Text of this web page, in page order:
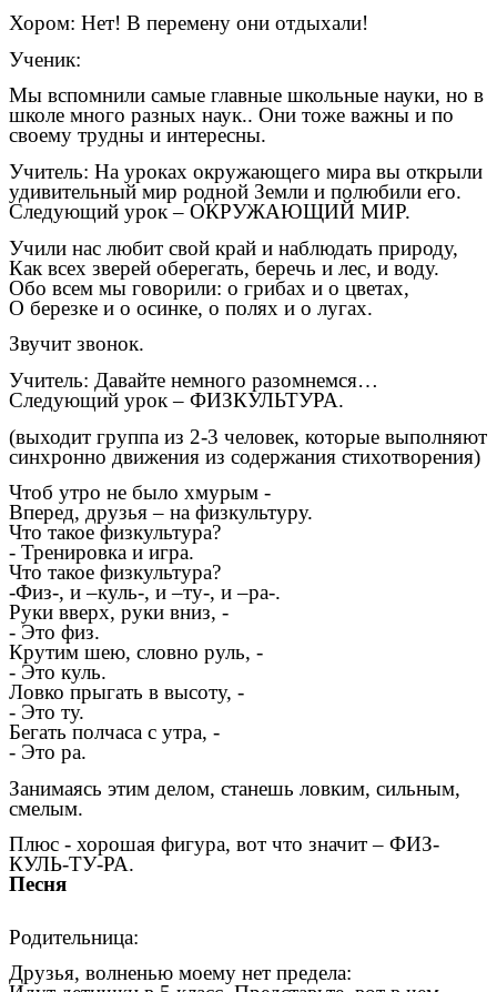
Хором: Нет! В перемену они отдыхали!
Ученик:
Мы вспомнили самые главные школьные науки, но в
школе много разных наук.. Они тоже важны и по
своему трудны и интересны.
Учитель: На уроках окружающего мира вы открыли
удивительный мир родной Земли и полюбили его.
Следующий урок – ОКРУЖАЮЩИЙ МИР.
Учили нас любит свой край и наблюдать природу,
Как всех зверей оберегать, беречь и лес, и воду.
Обо всем мы говорили: о грибах и о цветах,
О березке и о осинке, о полях и о лугах.
Звучит звонок.
Учитель: Давайте немного разомнемся…
Следующий урок – ФИЗКУЛЬТУРА.
(выходит группа из 2-3 человек, которые выполняют
синхронно движения из содержания стихотворения)
Чтоб утро не было хмурым -
Вперед, друзья – на физкультуру.
Что такое физкультура?
- Тренировка и игра.
Что такое физкультура?
-Физ-, и –куль-, и –ту-, и –ра-.
Руки вверх, руки вниз, -
- Это физ.
Крутим шею, словно руль, -
- Это куль.
Ловко прыгать в высоту, -
- Это ту.
Бегать полчаса с утра, -
- Это ра.
Занимаясь этим делом, станешь ловким, сильным,
смелым.
Плюс - хорошая фигура, вот что значит – ФИЗ-
КУЛЬ-ТУ-РА.
Песня
Родительница:
Друзья, волненью моему нет предела: